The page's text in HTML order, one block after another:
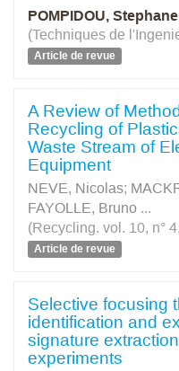
POMPIDOU, Stephane
(Techniques de
Article de revue
A Review of
Recycling of
Waste Stream of
Equipment
NEVE, Nicolas;
FAYOLLE, Bruno ...
(Recycling. vol. 10, n°
Article de revue
Selective focusing
identification and
signature
experiments